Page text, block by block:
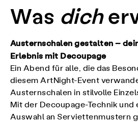
Was dich
Austernschalen gestalten –
Erlebnis mit Decoupage
Ein Abend für alle, die das
diesem ArtNight-Event
Austernschalen in stilvolle
Mit der Decoupage-Technik und
Auswahl an Serviettenmustern